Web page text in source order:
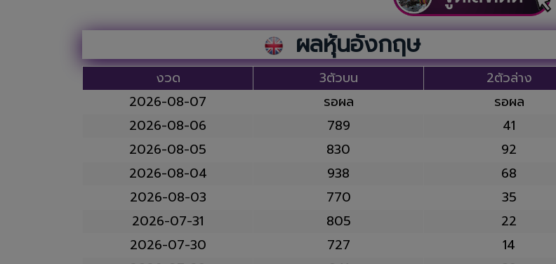
ผลหุ้นอังกฤษ
งวด 3ตัวบน
2ตัวล่าง
2026-08-07
รอผล
รอผล
2026-08-06
789
41
2026-08-05
830
92
2026-08-04
938
68
2026-08-03
770
35
2026-07-31
805
22
2026-07-30
727
14